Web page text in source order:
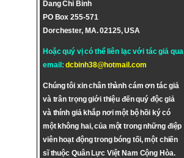
Dang Chi Binh
PO Box 255-571
Dorchester, MA. 02125, USA
Hoặc quý vị có thể liên lạc với tác giả qua
email:dcbinh38@hotmail.com
Chúng tôi xin chân thành cám ơn tác giả
và trân trọng giới thiệu đến quý độc giả
và thính giả khắp nơi một bộ hồi ký có
một không hai, của một trong những điệp
viên hoạt động trong bóng tối, một chiến
sĩ thuộc Quân Lực Việt Nam Cộng Hòa.